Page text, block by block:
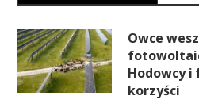
Owce
Hodowcy i
korzyści